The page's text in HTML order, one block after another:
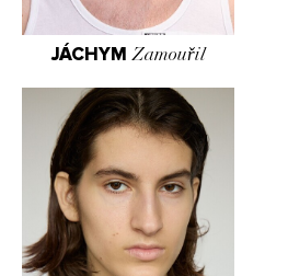
JÁCHYM Zamouřil